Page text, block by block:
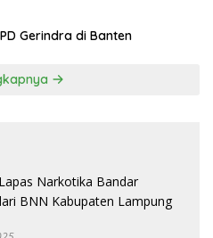
Gerindra di Banten